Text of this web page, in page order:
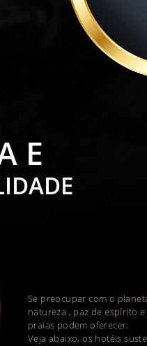
E
Se preocupar com o
natureza , paz de espírito
praias podem oferecer.
Veja abaixo, os hotéis